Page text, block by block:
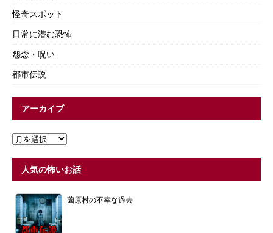
怪奇スポット
日常に潜む恐怖
怨念・呪い
都市伝説
アーカイブ
人気の怖いお話
薗原村の不幸な過去